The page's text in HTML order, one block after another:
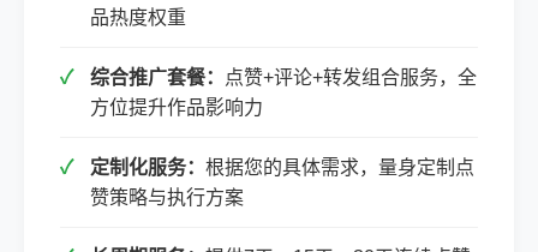
品热度权重
综合推广套餐：
点赞+评论+转发组合服务，全
方位提升作品影响力
定制化服务： 根据您的具体需求，量身定制点
赞策略与执行方案